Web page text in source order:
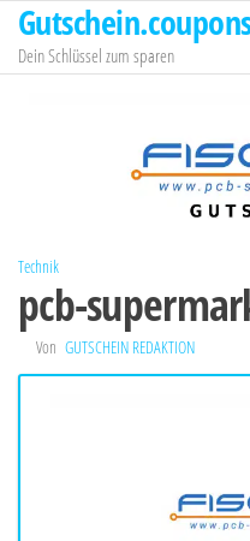
Zum
Inhalt
springen
Dein Schlüssel zum sparen
Technik
pcb-
Von GUTSCHEIN REDAKTION